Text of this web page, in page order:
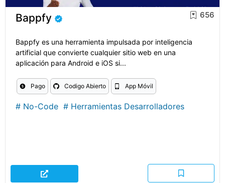
Bappfy 656
Bappfy es una herramienta impulsada por inteligencia
artificial que convierte cualquier sitio web en una
aplicación para Android e iOS si...
Pago Codigo Abierto App Móvil
# No-Code # Herramientas Desarrolladores